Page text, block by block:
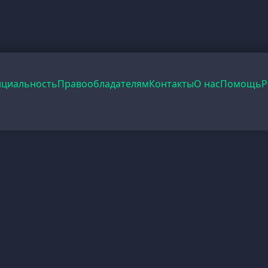
ПравообладателямКонтактыО насПомощь